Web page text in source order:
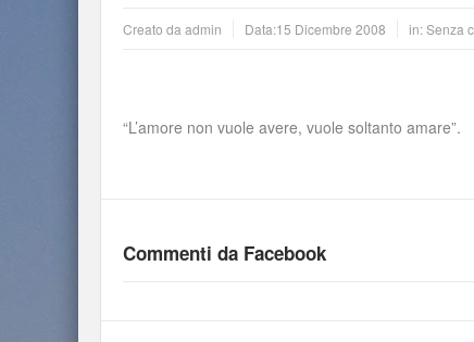
Creato da admin Data:15 Dicembre 2008 in: Senza
“L’amore non vuole avere, vuole soltanto amare”.
Commenti da Facebook